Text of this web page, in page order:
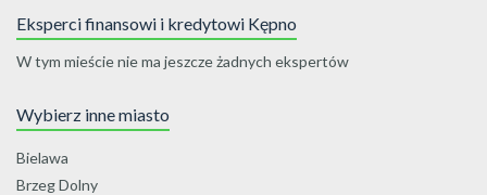
Eksperci finansowi i kredytowi Kępno
W tym mieście nie ma jeszcze żadnych ekspertów
Wybierz inne miasto
Bielawa
Brzeg Dolny